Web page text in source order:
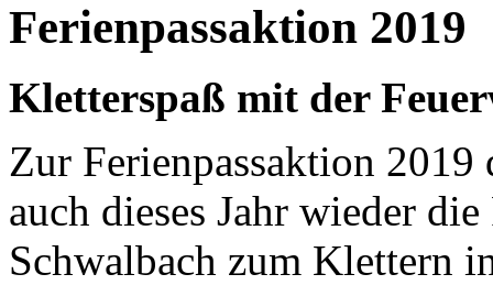
Ferienpassaktion 2019
Kletterspaß mit der
Zur Ferienpassaktion
auch dieses Jahr wieder
Schwalbach zum Klettern